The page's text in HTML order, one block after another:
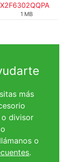
X2F6302QQPA
1 MB
más
divisor
o
.